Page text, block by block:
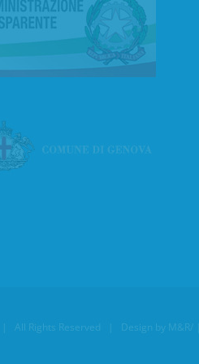
| All Rights Reserved | Design by M&R/